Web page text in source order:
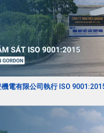
電有限公司執行 ISO